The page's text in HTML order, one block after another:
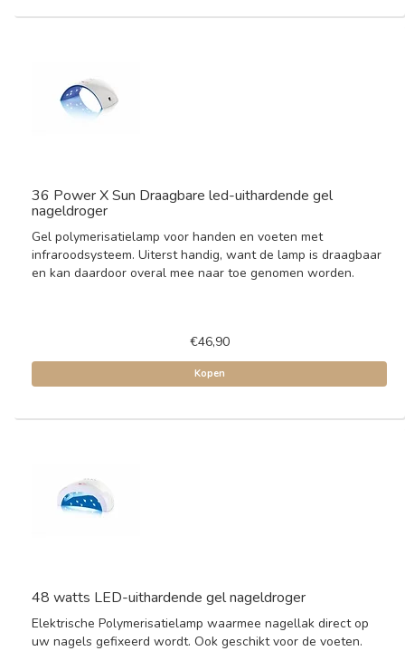
36 Power X Sun Draagbare led-uithardende gel
nageldroger
Gel polymerisatielamp voor handen en voeten met
infraroodsysteem. Uiterst handig, want de lamp is draagbaar
en kan daardoor overal mee naar toe genomen worden.
€46,90
Kopen
48 watts LED-uithardende gel nageldroger
Elektrische Polymerisatielamp waarmee nagellak direct op
uw nagels gefixeerd wordt. Ook geschikt voor de voeten.